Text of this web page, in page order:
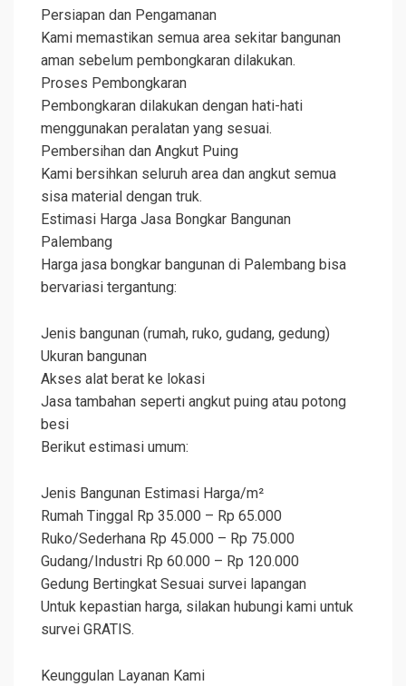
Persiapan dan Pengamanan
Kami memastikan semua area sekitar bangunan
aman sebelum pembongkaran dilakukan.
Proses Pembongkaran
Pembongkaran dilakukan dengan hati-hati
menggunakan peralatan yang sesuai.
Pembersihan dan Angkut Puing
Kami bersihkan seluruh area dan angkut semua
sisa material dengan truk.
Estimasi Harga Jasa Bongkar Bangunan
Palembang
Harga jasa bongkar bangunan di Palembang bisa
bervariasi tergantung:
Jenis bangunan (rumah, ruko, gudang, gedung)
Ukuran bangunan
Akses alat berat ke lokasi
Jasa tambahan seperti angkut puing atau potong
besi
Berikut estimasi umum:
Jenis Bangunan Estimasi Harga/m²
Rumah Tinggal Rp 35.000 – Rp 65.000
Ruko/Sederhana Rp 45.000 – Rp 75.000
Gudang/Industri Rp 60.000 – Rp 120.000
Gedung Bertingkat Sesuai survei lapangan
Untuk kepastian harga, silakan hubungi kami untuk
survei GRATIS.
Keunggulan Layanan Kami